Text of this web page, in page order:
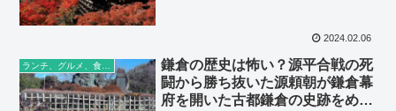
2024.02.06
鎌倉の歴史は怖い？源平合戦の死
闘から勝ち抜いた源頼朝が鎌倉幕
府を開いた古都鎌倉の史跡をめぐ